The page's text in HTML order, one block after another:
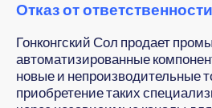
Отказ от
Гонконгский Сол продает
автоматизированные
новые и непроизводительные
приобретение таких